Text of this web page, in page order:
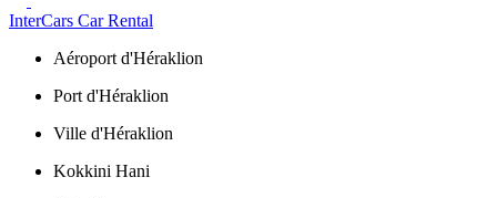
InterCars Car Rental
Aéroport d'Héraklion
Port d'Héraklion
Ville d'Héraklion
Kokkini Hani